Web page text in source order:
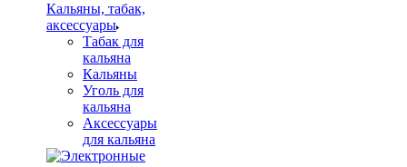
Кальяны, табак,
аксессуары
Табак для
кальяна
Кальяны
Уголь для
кальяна
Аксессуары
для кальяна